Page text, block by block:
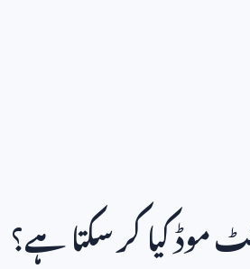
موڈ کیا کر سکتا ہے؟